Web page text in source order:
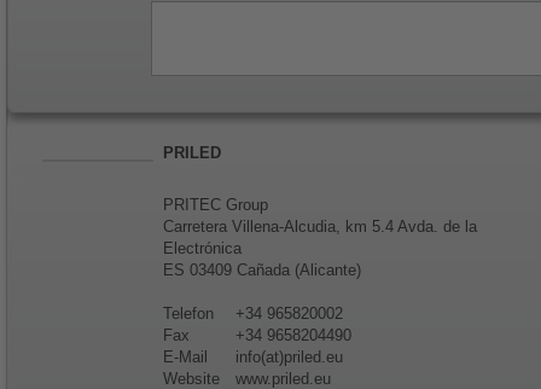
PRILED
PRITEC Group
Carretera Villena-Alcudia, km 5.4 Avda. de la
Electrónica
ES 03409 Cañada (Alicante)
Telefon
+34 965820002
Fax
+34 9658204490
E-Mail
info(at)priled.eu
Website
www.priled.eu